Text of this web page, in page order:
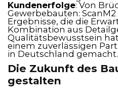
Kundenerfolge: Von
Gewerbebauten:
Ergebnisse, die die
Kombination aus
Qualitätsbewusstsein
einem zuverlässigen
in Deutschland gemacht.
Die Zukunft des
gestalten